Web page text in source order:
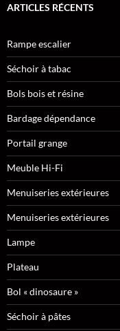
ARTICLES RÉCENTS
Rampe escalier
Séchoir à tabac
Bols bois et résine
Bardage dépendance
Portail grange
Meuble Hi-Fi
Menuiseries extérieures
Menuiseries extérieures
Lampe
Plateau
Bol « dinosaure »
Séchoir à pâtes